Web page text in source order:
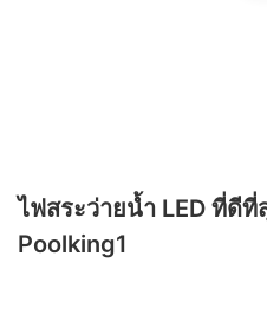
ไฟสระว่ายน้ำ LED ที่ดีที่
Poolking1